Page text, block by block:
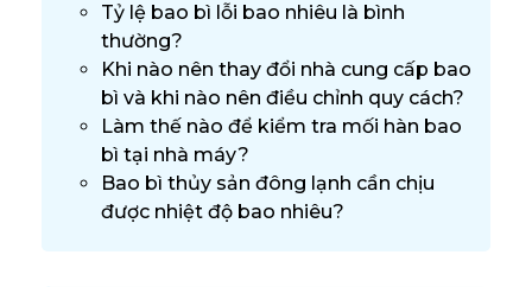
Tỷ lệ bao bì lỗi bao nhiêu là bình
thường?
Khi nào nên thay đổi nhà cung cấp bao
bì và khi nào nên điều chỉnh quy cách?
Làm thế nào để kiểm tra mối hàn bao
bì tại nhà máy?
Bao bì thủy sản đông lạnh cần chịu
được nhiệt độ bao nhiêu?